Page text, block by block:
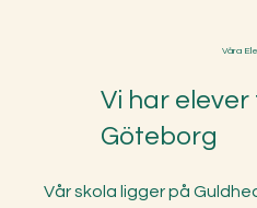
Våra
Vi har
Göteborg
Vår skola ligger på